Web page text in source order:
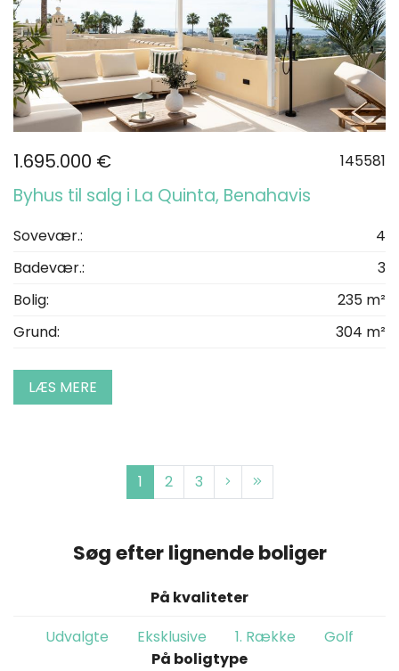
1.695.000 € 145581
Byhus til salg i La Quinta, Benahavis
Sovevær.:
4
Badevær.:
3
Bolig:
235 m²
Grund:
304 m²
LÆS MERE
1 2 3
Søg efter lignende boliger
På kvaliteter
Udvalgte
Eksklusive 1. Række
Golf
På boligtype